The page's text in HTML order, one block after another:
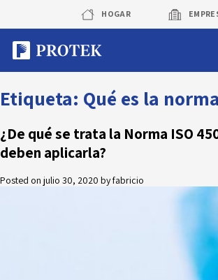
content
HOGAR
Sistema de alarmas
Sistema de cámaras
Corredora de seguros
Etiqueta: Qué es la
¿De qué se trata la Norma ISO
deben aplicarla?
Posted on julio 30, 2020 byfabricio